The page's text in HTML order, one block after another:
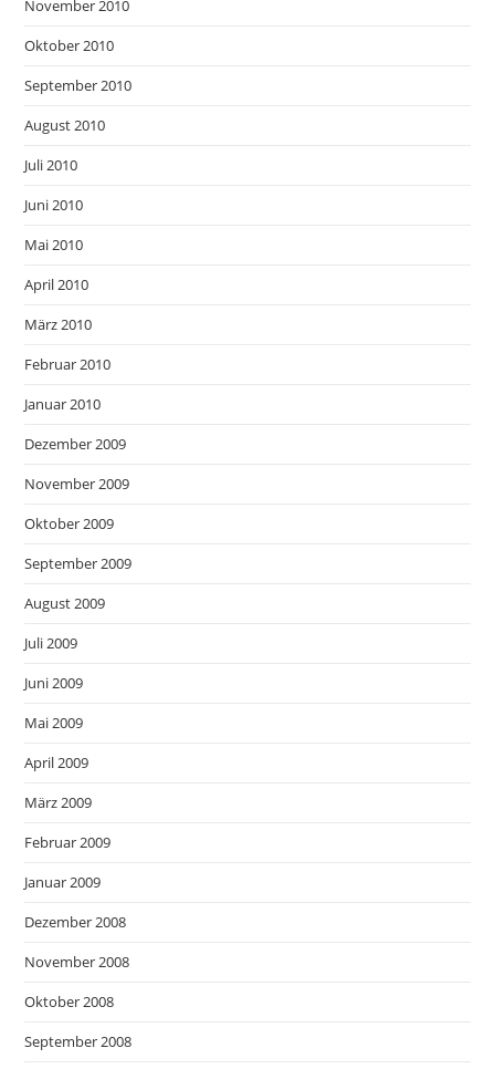
November 2010
Oktober 2010
September 2010
August 2010
Juli 2010
Juni 2010
Mai 2010
April 2010
März 2010
Februar 2010
Januar 2010
Dezember 2009
November 2009
Oktober 2009
September 2009
August 2009
Juli 2009
Juni 2009
Mai 2009
April 2009
März 2009
Februar 2009
Januar 2009
Dezember 2008
November 2008
Oktober 2008
September 2008